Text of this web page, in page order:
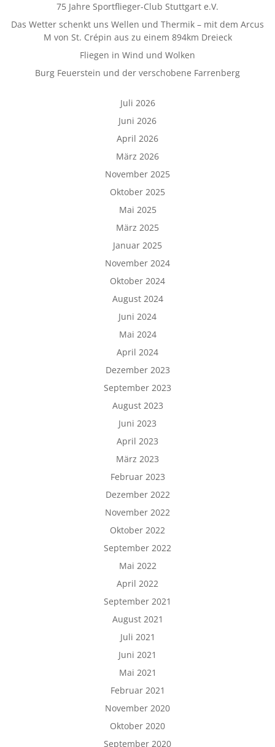
75 Jahre Sportflieger-Club Stuttgart e.V.
Das Wetter schenkt uns Wellen und Thermik – mit dem Arcus
M von St. Crépin aus zu einem 894km Dreieck
Fliegen in Wind und Wolken
Burg Feuerstein und der verschobene Farrenberg
Juli 2026
Juni 2026
April 2026
März 2026
November 2025
Oktober 2025
Mai 2025
März 2025
Januar 2025
November 2024
Oktober 2024
August 2024
Juni 2024
Mai 2024
April 2024
Dezember 2023
September 2023
August 2023
Juni 2023
April 2023
März 2023
Februar 2023
Dezember 2022
November 2022
Oktober 2022
September 2022
Mai 2022
April 2022
September 2021
August 2021
Juli 2021
Juni 2021
Mai 2021
Februar 2021
November 2020
Oktober 2020
September 2020